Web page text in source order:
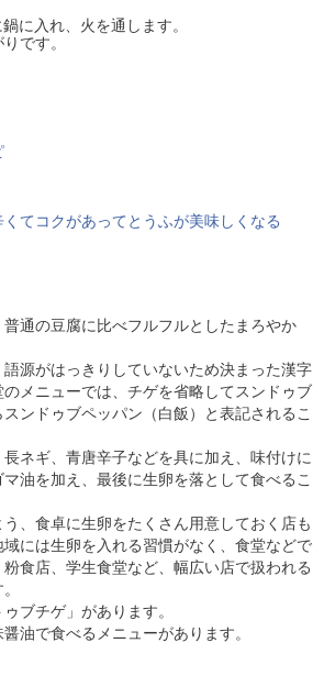
に入れ、火を通します。
です。
てコクがあってとうふが美味しくなる
通の豆腐に比べフルフルとしたまろやか
源がはっきりしていないため決まった漢字
メニューでは、チゲを省略してスンドゥブ
ンドゥブペッパン（白飯）と表記されるこ
ネギ、青唐辛子などを具に加え、味付けに
油を加え、最後に生卵を落として食べるこ
、食卓に生卵をたくさん用意しておく店も
には生卵を入れる習慣がなく、食堂などで
食店、学生食堂など、幅広い店で扱われる
ブチゲ」があります。
油で食べるメニューがあります。